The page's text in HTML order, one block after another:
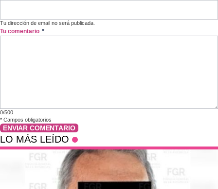
Tu dirección de email no será publicada.
Tu comentario *
0/500
* Campos obligatorios
ENVIAR COMENTARIO
LO MÁS LEÍDO